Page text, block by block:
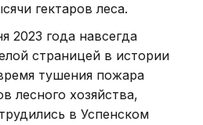
гектаров леса.
2023 года навсегда
страницей в истории
тушения пожара
лесного хозяйства,
в Успенском